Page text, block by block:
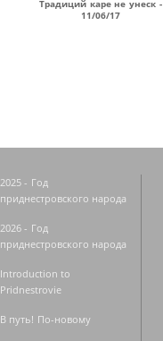
Традиций каре не унеск -
11/06/17
2025 - Год
приднестровского народа
2026 - Год
приднестровского народа
Introduction to
Pridnestrovie
В путь! По-новому